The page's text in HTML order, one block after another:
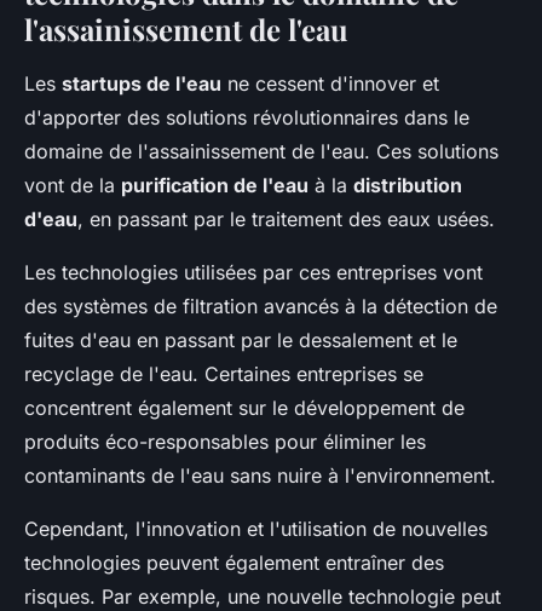
l'assainissement de l'eau
Les startups de l'eau ne cessent d'innover et
d'apporter des solutions révolutionnaires dans le
domaine de l'assainissement de l'eau. Ces solutions
vont de la purification de l'eau à la distribution
d'eau, en passant par le traitement des eaux usées.
Les technologies utilisées par ces entreprises vont
des systèmes de filtration avancés à la détection de
fuites d'eau en passant par le dessalement et le
recyclage de l'eau. Certaines entreprises se
concentrent également sur le développement de
produits éco-responsables pour éliminer les
contaminants de l'eau sans nuire à l'environnement.
Cependant, l'innovation et l'utilisation de nouvelles
technologies peuvent également entraîner des
risques. Par exemple, une nouvelle technologie peut